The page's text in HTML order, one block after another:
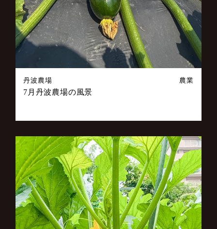
丹波農場 農業
7月丹波農場の風景